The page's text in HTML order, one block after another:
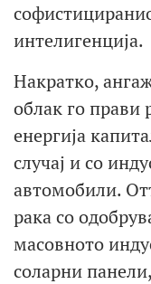
интелигенција.
Накратко,
облак го прави
енергија
случај и со
автомобили.
рака со
масовното
соларни